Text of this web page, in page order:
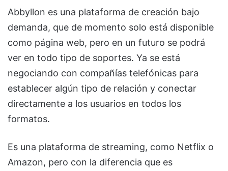
Abbyllon es una plataforma de creación bajo
demanda, que de momento solo está disponible
como página web, pero en un futuro se podrá
ver en todo tipo de soportes. Ya se está
negociando con compañías telefónicas para
establecer algún tipo de relación y conectar
directamente a los usuarios en todos los
formatos.
Es una plataforma de streaming, como Netflix o
Amazon, pero con la diferencia que es